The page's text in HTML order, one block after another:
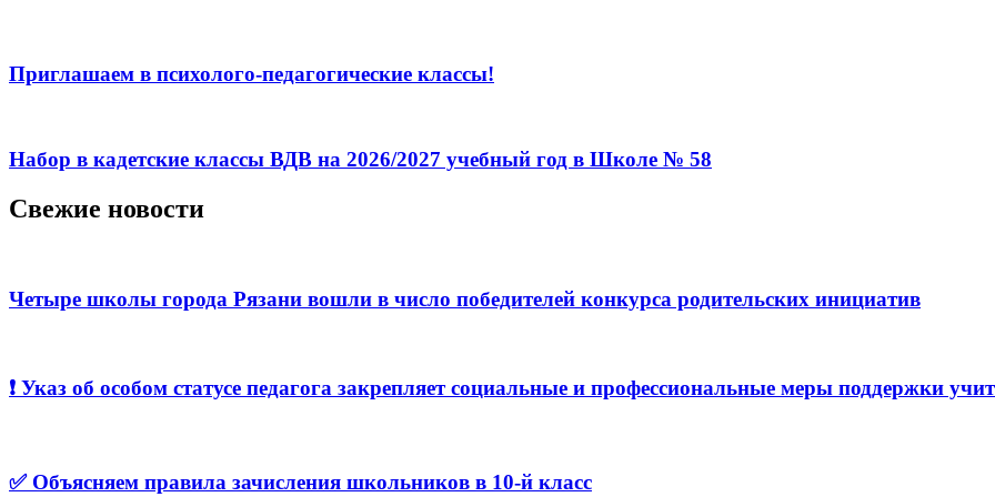
Приглашаем в психолого-педагогические классы!
Набор в кадетские классы ВДВ на 2026/2027 учебный год в Школе № 58
Свежие новости
Четыре школы города Рязани вошли в число победителей конкурса родительских инициатив
❗️ Указ об особом статусе педагога закрепляет социальные и профессиональные меры поддержки
✅ Объясняем правила зачисления школьников в 10-й класс